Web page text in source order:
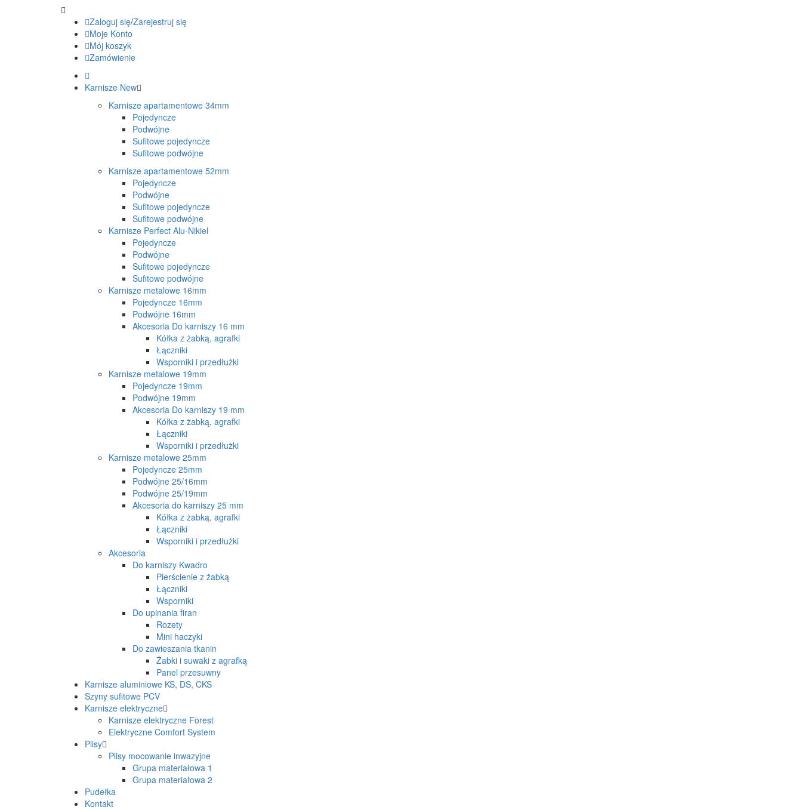
Zaloguj się/Zarejestruj się
Moje Konto
Mój koszyk
Zamówienie
Karnisze New
Karnisze apartamentowe 34mm
Pojedyncze
Podwójne
Sufitowe pojedyncze
Sufitowe podwójne
Karnisze apartamentowe 52mm
Pojedyncze
Podwójne
Sufitowe pojedyncze
Sufitowe podwójne
Karnisze Perfect Alu-Nikiel
Pojedyncze
Podwójne
Sufitowe pojedyncze
Sufitowe podwójne
Karnisze metalowe 16mm
Pojedyncze 16mm
Podwójne 16mm
Akcesoria Do karniszy 16 mm
Kółka z żabką, agrafki
Łączniki
Wsporniki i przedłużki
Karnisze metalowe 19mm
Pojedyncze 19mm
Podwójne 19mm
Akcesoria Do karniszy 19 mm
Kółka z żabką, agrafki
Łączniki
Wsporniki i przedłużki
Karnisze metalowe 25mm
Pojedyncze 25mm
Podwójne 25/16mm
Podwójne 25/19mm
Akcesoria do karniszy 25 mm
Kółka z żabką, agrafki
Łączniki
Wsporniki i przedłużki
Akcesoria
Do karniszy Kwadro
Pierścienie z żabką
Łączniki
Wsporniki
Do upinania firan
Rozety
Mini haczyki
Do zawieszania tkanin
Żabki i suwaki z agrafką
Panel przesuwny
Karnisze aluminiowe KS, DS, CKS
Szyny sufitowe PCV
Karnisze elektryczne
Karnisze elektryczne Forest
Elektryczne Comfort System
Plisy
Plisy mocowanie inwazyjne
Grupa materiałowa 1
Grupa materiałowa 2
Pudełka
Kontakt